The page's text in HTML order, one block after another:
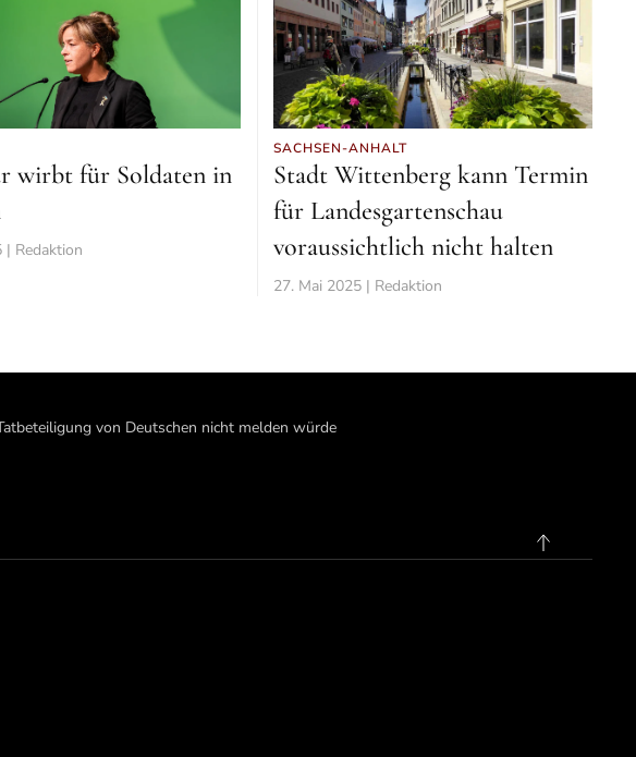
wirbt für Soldaten in
| Redaktion
SACHSEN-ANHALT
Stadt Wittenberg kann Termin
für Landesgartenschau
voraussichtlich nicht halten
27. Mai 2025 | Redaktion
von Deutschen nicht melden würde